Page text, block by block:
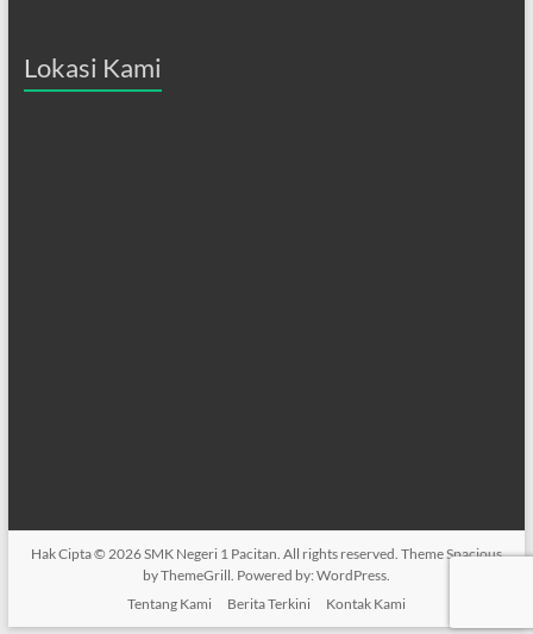
Lokasi Kami
Hak Cipta © 2026SMK Negeri 1 Pacitan . All rights reserved. ThemeSpacious
by ThemeGrill. Powered by: WordPress.
Tentang Kami
Berita Terkini Kontak Kami